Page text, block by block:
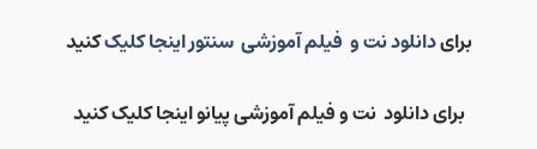
برایدانلود نت و فیلم آموزشی سنتور اینجا کلیککنید
برای دانلود نت و فیلم آموزشی پیانو اینجا کلیک کنید